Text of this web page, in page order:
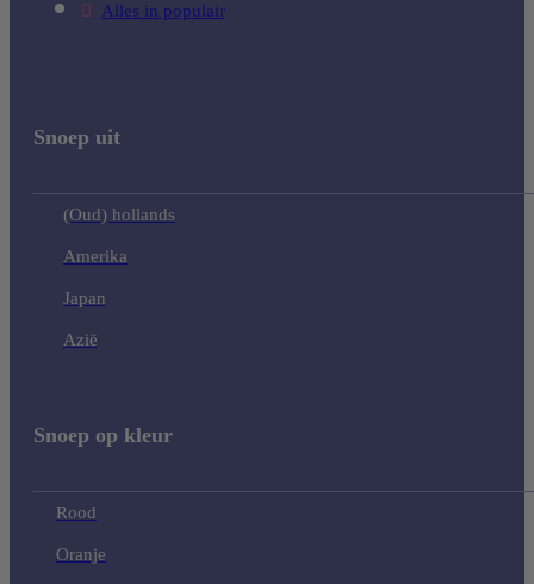
Alles in populair
Snoep uit
(Oud) hollands
Amerika
Japan
Azië
Snoep op kleur
Rood
Oranje